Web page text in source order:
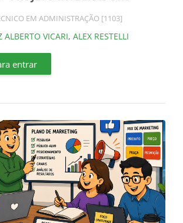
category
EM ADMINISTRAÇÃO [1103]
ALBERTO VICARI, ALEX RESTELLI
entrar